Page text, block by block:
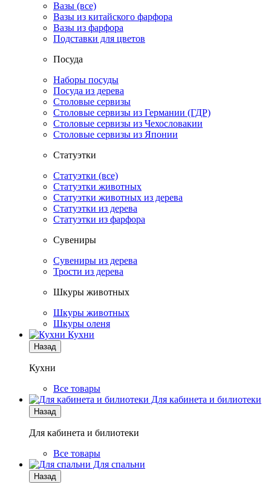
Вазы (все)
Вазы из китайского фарфора
Вазы из фарфора
Подставки для цветов
Посуда
Наборы посуды
Посуда из дерева
Столовые сервизы
Столовые сервизы из Германии (ГДР)
Столовые сервизы из Чехословакии
Столовые сервизы из Японии
Статуэтки
Статуэтки (все)
Статуэтки животных
Статуэтки животных из дерева
Статуэтки из дерева
Статуэтки из фарфора
Сувениры
Сувениры из дерева
Трости из дерева
Шкуры животных
Шкуры животных
Шкуры оленя
Кухни
Назад
Кухни
Все товары
Для кабинета и билиотеки
Назад
Для кабинета и билиотеки
Все товары
Для спальни
Назад